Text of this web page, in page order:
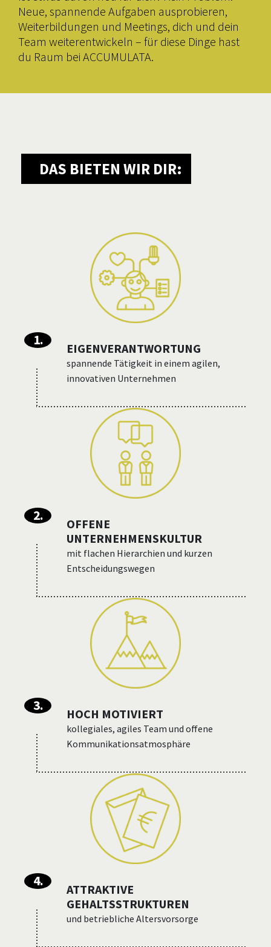
Neue, spannende Aufgaben ausprobieren,
Weiterbildungen und Meetings, dich und dein
Team weiterentwickeln – für diese Dinge hast
du Raum bei ACCUMULATA.
DAS BIETEN WIR DIR:
1.
EIGENVERANTWORTUNG
spannende Tätigkeit in einem agilen,
innovativen Unternehmen
2.
OFFENE
UNTERNEHMENSKULTUR
mit flachen Hierarchien und kurzen
Entscheidungswegen
3.
HOCH MOTIVIERT
kollegiales, agiles Team und offene
Kommunikations­atmosphäre
4.
ATTRAKTIVE
GEHALTS­STRUKTUREN
und betriebliche Altersvorsorge